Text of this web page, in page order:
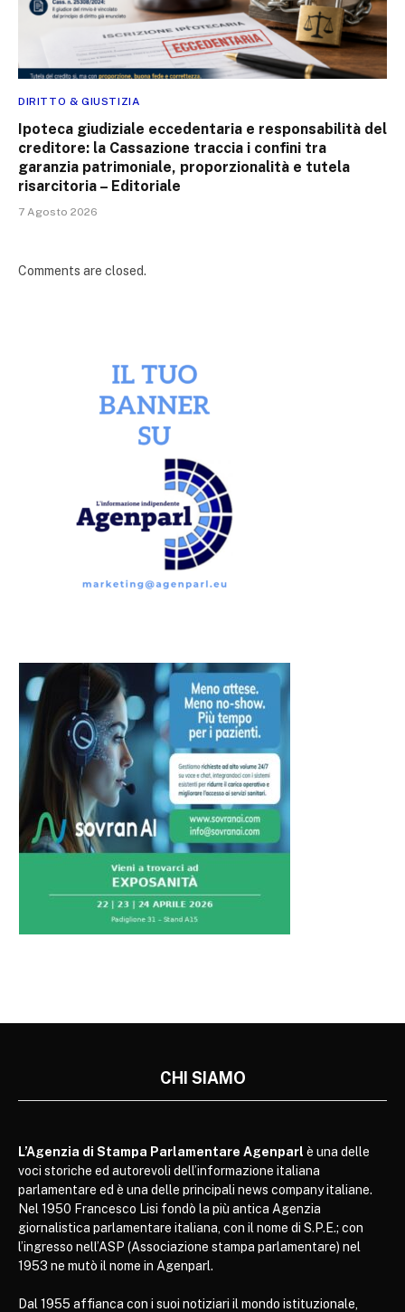
DIRITTO & GIUSTIZIA
Ipoteca giudiziale eccedentaria e responsabilità del
creditore: la Cassazione traccia i confini tra
garanzia patrimoniale, proporzionalità e tutela
risarcitoria – Editoriale
7 Agosto 2026
Comments are closed.
CHI SIAMO
L’Agenzia di Stampa Parlamentare Agenparl è una delle
voci storiche ed autorevoli dell’informazione italiana
parlamentare ed è una delle principali news company italiane.
Nel 1950 Francesco Lisi fondò la più antica Agenzia
giornalistica parlamentare italiana, con il nome di S.P.E.; con
l’ingresso nell’ASP (Associazione stampa parlamentare) nel
1953 ne mutò il nome in Agenparl.
Dal 1955 affianca con i suoi notiziari il mondo istituzionale,